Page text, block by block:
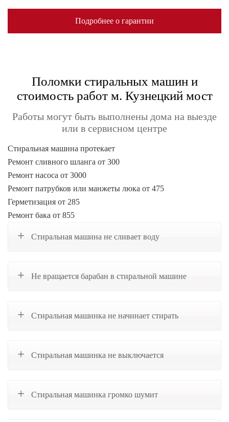
Подробнее о гарантии
Поломки стиральных машин и
стоимость работ м. Кузнецкий мост
Работы могут быть выполнены дома на выезде
или в сервисном центре
Стиральная машина протекает
Ремонт сливного шланга от 300
Ремонт насоса от 3000
Ремонт патрубков или манжеты люка от 475
Герметизация от 285
Ремонт бака от 855
Стиральная машина не сливает воду
Не вращается барабан в стиральной машине
Стиральная машинка не начинает стирать
Стиральная машинка не выключается
Стиральная машинка громко шумит